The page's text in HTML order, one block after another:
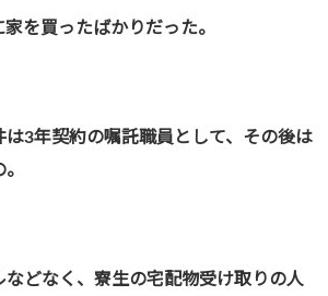
を買ったばかりだった。
3年契約の嘱託職員として、その後は
どなく、寮生の宅配物受け取りの人